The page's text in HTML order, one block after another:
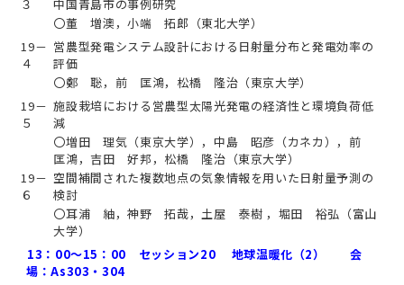
３
中国青島市の事例研究
〇董 増澳，小端 拓郎（東北大学）
19－
４
営農型発電システム設計における日射量分布と発電効率の
評価
〇鄭 聡，前 匡鴻，松橋 隆治（東京大学）
19－
５
施設栽培における営農型太陽光発電の経済性と環境負荷低
減
〇増田 理気（東京大学），中島 昭彦（カネカ），前
匡鴻，吉田 好邦，松橋 隆治（東京大学）
19－
６
空間補間された複数地点の気象情報を用いた日射量予測の
検討
〇耳浦 紬，神野 拓哉，土屋 泰樹 ，堀田 裕弘（富山
大学）
13：00～15：00 セッション20 地球温暖化（2） 会
場：As303・304